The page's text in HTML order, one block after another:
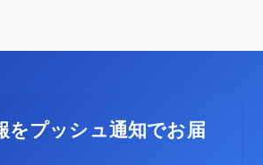
をプッシュ通知でお届